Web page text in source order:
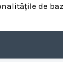
de